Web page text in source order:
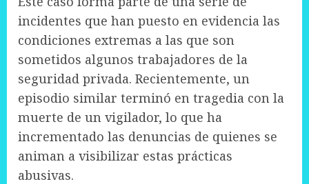
incidentes que han puesto en evidencia las
condiciones extremas a las que son
sometidos algunos trabajadores de la
seguridad privada. Recientemente, un
episodio similar terminó en tragedia con la
muerte de un vigilador, lo que ha
incrementado las denuncias de quienes se
animan a visibilizar estas prácticas
abusivas.